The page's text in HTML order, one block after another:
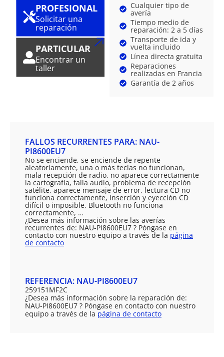
PROFESIONAL
Solicitar una
reparación
PARTICULAR
Encontrar un
taller
Cualquier tipo de
avería
Tiempo medio de
reparación: 2 a 5 días
Transporte de ida y
vuelta incluido
Línea directa gratuita
Reparaciones
realizadas en Francia
Garantía de 2 años
FALLOS RECURRENTES PARA: NAU-
PI8600EU7
No se enciende, se enciende de repente
aleatoriamente, una o más teclas no funcionan,
mala recepción de radio, no aparece correctamente
la cartografía, falla audio, problema de recepción
satélite, aparece mensaje de error, lectura CD no
funciona correctamente, Inserción y eyección CD
difícil o imposible, Bluetooth no funciona
correctamente, …
¿Desea más información sobre las averías
recurrentes de: NAU-PI8600EU7 ? Póngase en
contacto con nuestro equipo a través de la página
de contacto
REFERENCIA: NAU-PI8600EU7
259151MF2C
¿Desea más información sobre la reparación de:
NAU-PI8600EU7 ? Póngase en contacto con nuestro
equipo a través de la página de contacto